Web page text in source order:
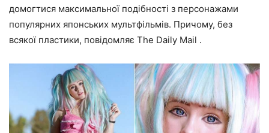
домогтися максимальної подібності з персонажами
популярних японських мультфільмів. Причому, без
всякої пластики, повідомляє The Daily Mail .